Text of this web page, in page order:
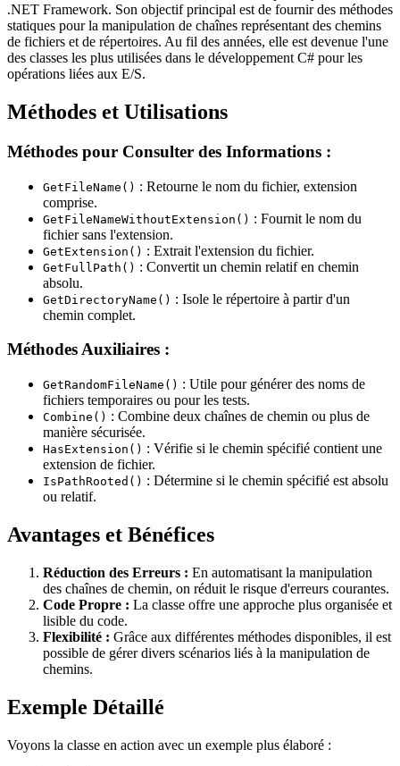
.NET Framework. Son objectif principal est de fournir des méthodes
statiques pour la manipulation de chaînes représentant des chemins
de fichiers et de répertoires. Au fil des années, elle est devenue l'une
des classes les plus utilisées dans le développement C# pour les
opérations liées aux E/S.
Méthodes et Utilisations
Méthodes pour Consulter des Informations :
GetFileName() : Retourne le nom du fichier, extension
comprise.
GetFileNameWithoutExtension() : Fournit le nom du
fichier sans l'extension.
GetExtension() : Extrait l'extension du fichier.
GetFullPath() : Convertit un chemin relatif en chemin
absolu.
GetDirectoryName() : Isole le répertoire à partir d'un
chemin complet.
Méthodes Auxiliaires :
GetRandomFileName() : Utile pour générer des noms de
fichiers temporaires ou pour les tests.
Combine() : Combine deux chaînes de chemin ou plus de
manière sécurisée.
HasExtension() : Vérifie si le chemin spécifié contient une
extension de fichier.
IsPathRooted() : Détermine si le chemin spécifié est absolu
ou relatif.
Avantages et Bénéfices
Réduction des Erreurs : En automatisant la manipulation
des chaînes de chemin, on réduit le risque d'erreurs courantes.
Code Propre : La classe offre une approche plus organisée et
lisible du code.
Flexibilité : Grâce aux différentes méthodes disponibles, il est
possible de gérer divers scénarios liés à la manipulation de
chemins.
Exemple Détaillé
Voyons la classe en action avec un exemple plus élaboré :